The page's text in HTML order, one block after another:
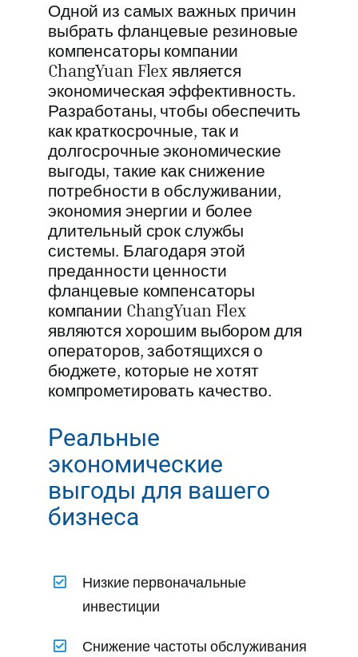
Одной из самых важных причин
выбрать фланцевые резиновые
компенсаторы компании
ChangYuan Flex является
экономическая эффективность.
Разработаны, чтобы обеспечить
как краткосрочные, так и
долгосрочные экономические
выгоды, такие как снижение
потребности в обслуживании,
экономия энергии и более
длительный срок службы
системы. Благодаря этой
преданности ценности
фланцевые компенсаторы
компании ChangYuan Flex
являются хорошим выбором для
операторов, заботящихся о
бюджете, которые не хотят
компрометировать качество.
Реальные
экономические
выгоды для вашего
бизнеса
Низкие первоначальные
инвестиции
Снижение частоты обслуживания